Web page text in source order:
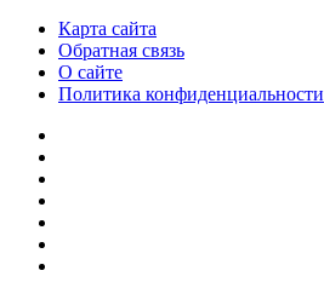
Карта сайта
Обратная связь
О сайте
Политика конфиденциальности